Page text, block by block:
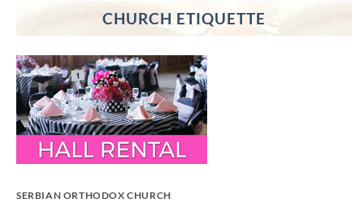
CHURCH ETIQUETTE
SERBIAN ORTHODOX CHURCH